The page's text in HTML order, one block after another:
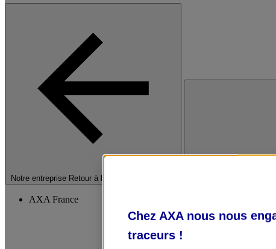
Notre entreprise Retour à la section précédente
AXA France
Chez AXA nous nous
traceurs !